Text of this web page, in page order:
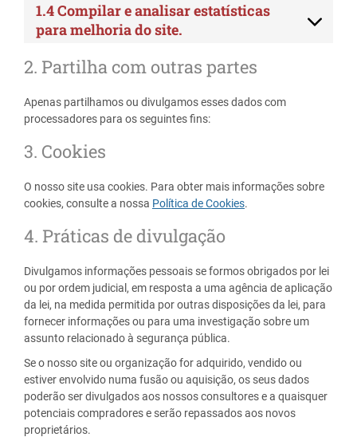
1.4 Compilar e analisar estatísticas
para melhoria do site.
2. Partilha com outras partes
Apenas partilhamos ou divulgamos esses dados com
processadores para os seguintes fins:
3. Cookies
O nosso site usa cookies. Para obter mais informações sobre
cookies, consulte a nossa Política de Cookies.
4. Práticas de divulgação
Divulgamos informações pessoais se formos obrigados por lei
ou por ordem judicial, em resposta a uma agência de aplicação
da lei, na medida permitida por outras disposições da lei, para
fornecer informações ou para uma investigação sobre um
assunto relacionado à segurança pública.
Se o nosso site ou organização for adquirido, vendido ou
estiver envolvido numa fusão ou aquisição, os seus dados
poderão ser divulgados aos nossos consultores e a quaisquer
potenciais compradores e serão repassados ​​aos novos
proprietários.